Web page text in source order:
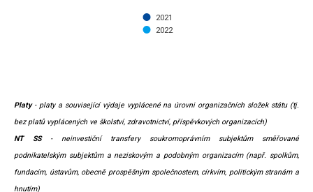
2021
2022
Platy - platy a související výdaje vyplácené na úrovni organizačních složek státu (tj.
bez platů vyplácených ve školství, zdravotnictví, příspěvkových organizacích)
NT SS- neinvestiční transfery soukromoprávním subjektům směřované
podnikatelským subjektům a neziskovým a podobným organizacím (např. spolkům,
fundacím, ústavům, obecně prospěšným společnostem, církvím, politickým stranám a
hnutím)